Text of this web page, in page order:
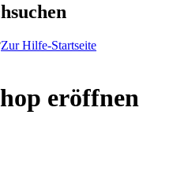
Zur Hilfe-Startseite
eröffnen